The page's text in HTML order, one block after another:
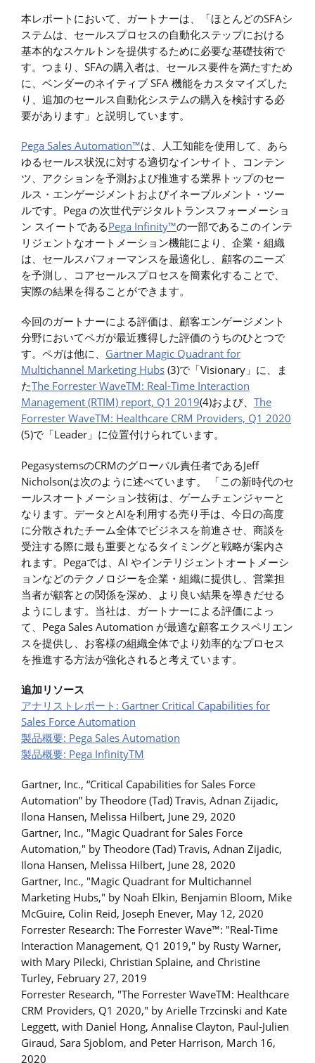
本レポートにおいて、ガートナーは、「ほとんどのSFAシ
ステムは、セールスプロセスの自動化ステップにおける
基本的なスケルトンを提供するために必要な基礎技術で
す。つまり、SFAの購入者は、セールス要件を満たすため
に、ベンダーのネイティブ SFA 機能をカスタマイズした
り、追加のセールス自動化システムの購入を検討する必
要があります」と説明しています。
Pega Sales Automation™は、人工知能を使用して、あら
ゆるセールス状況に対する適切なインサイト、コンテン
ツ、アクションを予測および推進する業界トップのセー
ルス・エンゲージメントおよびイネーブルメント・ツー
ルです。Pega の次世代デジタルトランスフォーメーショ
ン スイートであるPega Infinity™の一部であるこのインテ
リジェントなオートメーション機能により、企業・組織
は、セールスパフォーマンスを最適化し、顧客のニーズ
を予測し、コアセールスプロセスを簡素化することで、
実際の結果を得ることができます。
今回のガートナーによる評価は、顧客エンゲージメント
分野においてペガが最近獲得した評価のうちのひとつで
す。ペガは他に、 Gartner Magic Quadrant for
Multichannel Marketing Hubs (3)で「Visionary」に、ま
たThe Forrester WaveTM: Real-Time Interaction
Management (RTIM) report, Q1 2019(4)および、 The
Forrester WaveTM: Healthcare CRM Providers, Q1 2020
(5)で「Leader」に位置付けられています。
PegasystemsのCRMのグローバル責任者であるJeff
Nicholsonは次のように述べています。 「この新時代のセ
ールスオートメーション技術は、ゲームチェンジャーと
なります。データとAIを利用する売り手は、今日の高度
に分散されたチーム全体でビジネスを前進させ、商談を
受注する際に最も重要となるタイミングと戦略が案内さ
れます。Pegaでは、AI やインテリジェントオートメーシ
ョンなどのテクノロジーを企業・組織に提供し、営業担
当者が顧客との関係を深め、より良い結果を導きだせる
ようにします。当社は、ガートナーによる評価によっ
て、Pega Sales Automation が最適な顧客エクスペリエン
スを提供し、お客様の組織全体でより効率的なプロセス
を推進する方法が強化されると考えています。
追加リソース
アナリストレポート: Gartner Critical Capabilities for
Sales Force Automation
製品概要: Pega Sales Automation
製品概要: Pega InfinityTM
Gartner, Inc., “Critical Capabilities for Sales Force
Automation” by Theodore (Tad) Travis, Adnan Zijadic,
Ilona Hansen, Melissa Hilbert, June 29, 2020
Gartner, Inc., "Magic Quadrant for Sales Force
Automation," by Theodore (Tad) Travis, Adnan Zijadic,
Ilona Hansen, Melissa Hilbert, June 28, 2020
Gartner, Inc., "Magic Quadrant for Multichannel
Marketing Hubs," by Noah Elkin, Benjamin Bloom, Mike
McGuire, Colin Reid, Joseph Enever, May 12, 2020
Forrester Research: The Forrester Wave™: "Real-Time
Interaction Management, Q1 2019," by Rusty Warner,
with Mary Pilecki, Christian Splaine, and Christine
Turley, February 27, 2019
Forrester Research, "The Forrester WaveTM: Healthcare
CRM Providers, Q1 2020," by Arielle Trzcinski and Kate
Leggett, with Daniel Hong, Annalise Clayton, Paul-Julien
Giraud, Sara Sjoblom, and Peter Harrison, March 16,
2020